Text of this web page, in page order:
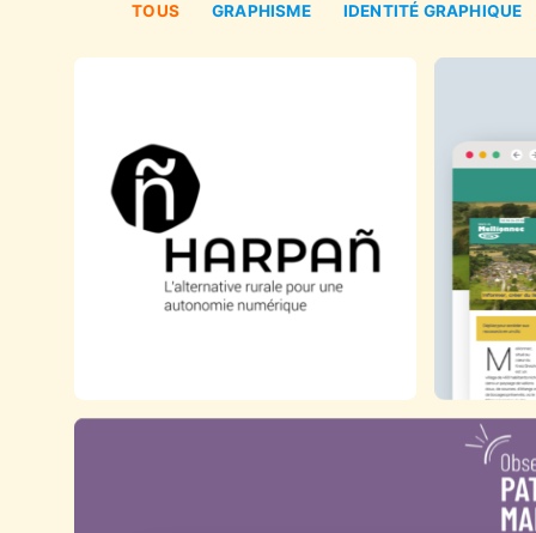
TOUS GRAPHISME IDENTITÉ GRAPHIQUE